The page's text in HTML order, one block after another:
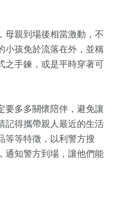
母親到場後相當激動，不
小孩免於流落在外，並稱
之手鍊，或是平時穿著可
要多多關懷陪伴，避免讓
記得攜帶親人最近的生活
等等特徵，以利警方搜
通知警方到場，讓他們能
統大選 評論
+
兩岸
484+
旅遊 司法放大鏡